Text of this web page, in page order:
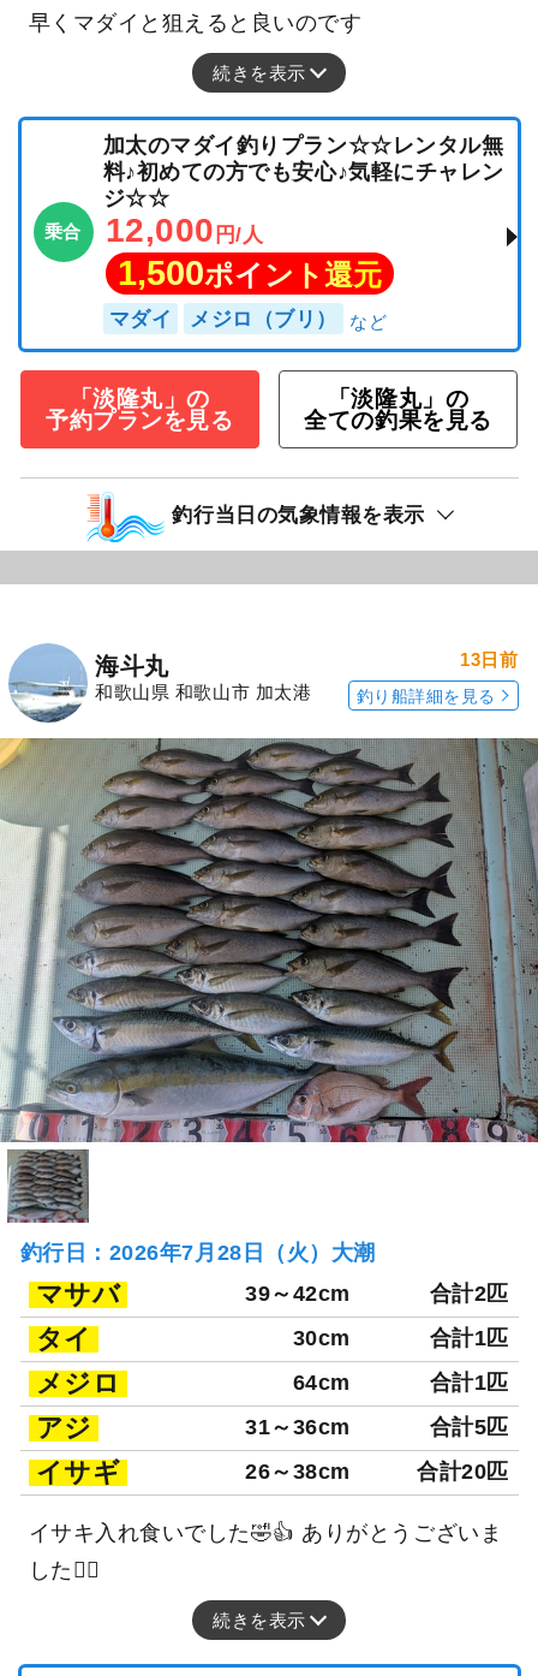
早くマダイと狙えると良いのです
続きを表示
乗合
加太のマダイ釣りプラン☆☆レンタル無
料♪初めての方でも安心♪気軽にチャレン
ジ☆☆
12,000 円/人
1,500ポイント還元
マダイ メジロ（ブリ）
「淡隆丸」の
予約プランを見る
「淡隆丸」の
全ての釣果を見る
釣行当日の気象情報を表示
海斗丸
和歌山県 和歌山市 加太港
13日前
釣り船詳細を見る
釣行日：2026年7月28日（火）大潮
マサバ 39～42cm 合計2匹
タイ 30cm 合計1匹
メジロ 64cm 合計1匹
アジ 31～36cm 合計5匹
イサギ 26～38cm 合計20匹
イサキ入れ食いでした🤣👍 ありがとうございま
した🙂‍↕️
続きを表示